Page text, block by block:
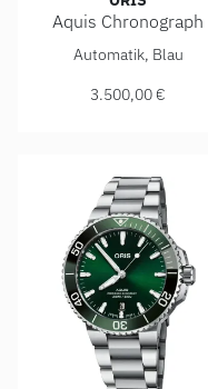
Aquis Chronograph
ORIS Aquis
Automatik, Blau
3.500,00 €